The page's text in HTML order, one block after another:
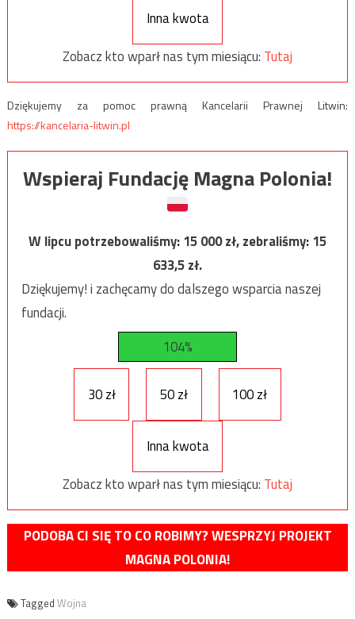
Inna kwota
Zobacz kto wparł nas tym miesiącu: Tutaj
Dziękujemy za pomoc prawną Kancelarii Prawnej Litwin:
https://kancelaria-litwin.pl
Wspieraj Fundację Magna Polonia!
W lipcu potrzebowaliśmy:15 000zł, zebraliśmy:15
633,5zł.
Dziękujemy! i zachęcamy do dalszego wsparcia naszej
fundacji.
104%
30 zł 50 zł 100 zł
Inna kwota
Zobacz kto wparł nas tym miesiącu: Tutaj
PODOBA CI SIĘ TO CO ROBIMY? WESPRZYJ PROJEKT
MAGNA POLONIA!
Tagged Wojna